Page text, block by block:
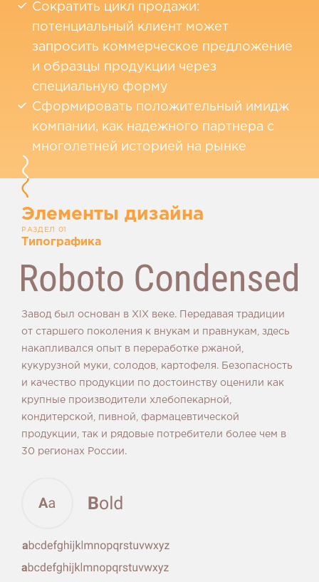
Сократить цикл продажи:
потенциальный клиент может
запросить коммерческое предложение
и образцы продукции через
специальную форму
Сформировать положительный имидж
компании, как надежного партнера с
многолетней историей на рынке
Элементы дизайна
РАЗДЕЛ 01
Типографика
Завод был основан в XIX веке. Передавая традиции
от старшего поколения к внукам и правнукам, здесь
накапливался опыт в переработке ржаной,
кукурузной муки, солодов, картофеля. Безопасность
и качество продукции по достоинству оценили как
крупные производители хлебопекарной,
кондитерской, пивной, фармацевтической
продукции, так и рядовые потребители более чем в
30 регионах России.